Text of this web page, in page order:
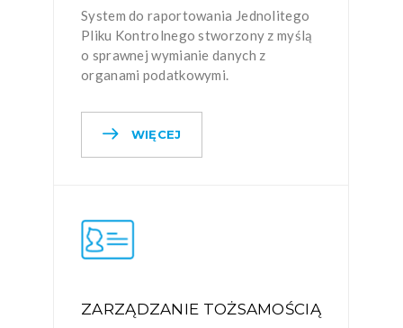
System do raportowania Jednolitego
Pliku Kontrolnego stworzony z myślą
o sprawnej wymianie danych z
organami podatkowymi.
WIĘCEJ
ZARZĄDZANIE TOŻSAMOŚCIĄ